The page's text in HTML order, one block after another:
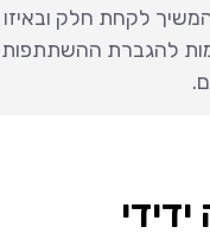
לקחת חלק ובאיזו
להגברת ההשתתפות